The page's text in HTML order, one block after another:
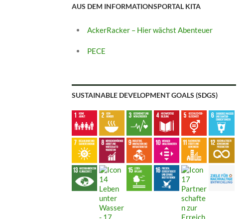
AUS DEM INFORMATIONSPORTAL KITA
AckerRacker – Hier wächst Abenteuer
PECE
SUSTAINABLE DEVELOPMENT GOALS (SDGS)